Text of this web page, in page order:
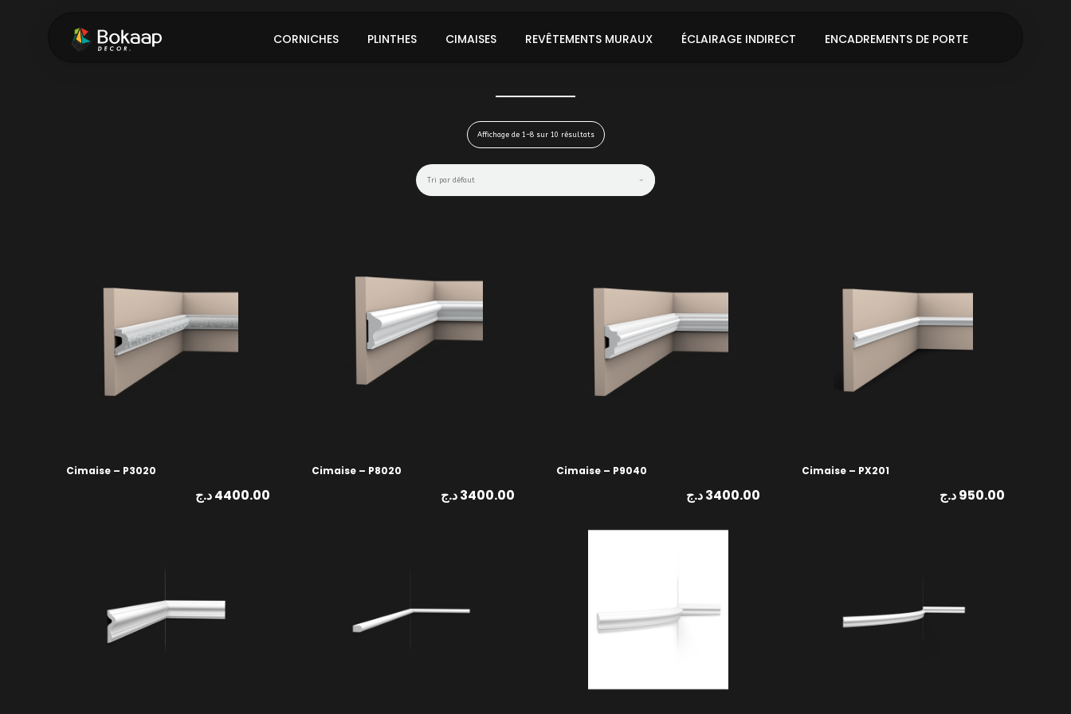
CORNICHES PLINTHES CIMAISES REVÊTEMENTS MURAUX ÉCLAIRAGE INDIRECT ENCADREMENTS DE PORTE
Affichage de 1–8 sur 10 résultats
Cimaise – P3020
4400.00د.ج
Cimaise – P8020
3400.00د.ج
Cimaise – P9040
3400.00د.ج
Cimaise – PX201
950.00د.ج